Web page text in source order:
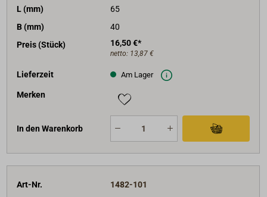
L (mm)
65
B (mm)
40
Preis (Stück)
16,50 €*
netto: 13,87 €
Lieferzeit Am Lager
Merken
In den Warenkorb
Art-Nr.
1482-101